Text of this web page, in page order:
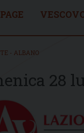
- ALBANO
28